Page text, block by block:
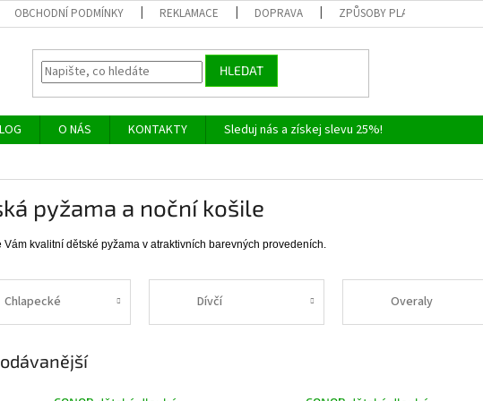
OBCHODNÍ PODMÍNKY REKLAMACE DOPRAVA ZPŮSOBY PLATBY
HLEDAT
O NÁS KONTAKTY
Sleduj nás a získej slevu 25%!
pyžama a noční košile
Vám kvalitní dětské pyžama v atraktivních barevných provedeních.
Chlapecké Dívčí Overaly